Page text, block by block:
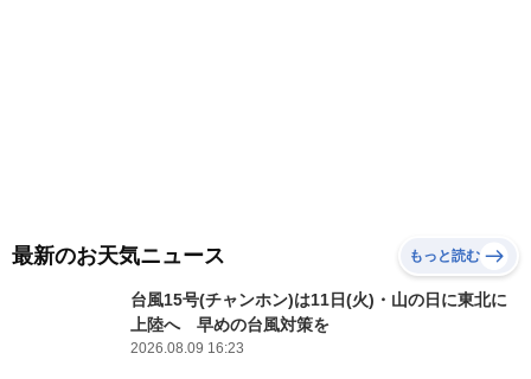
最新のお天気ニュース もっと読む
台風15号(チャンホン)は11日(火)・山の日に東北に
上陸へ 早めの台風対策を
2026.08.09 16:23